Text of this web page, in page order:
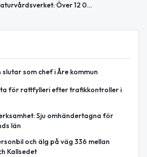
Naturvårdsverket: Över 12 000 ansökningar till elbilspremien sedan starten
slutar som chef i Åre kommun
för rattfylleri efter trafikkontroller i
Sju omhändertagna för
län
och älg på väg 336 mellan
Kallsedet